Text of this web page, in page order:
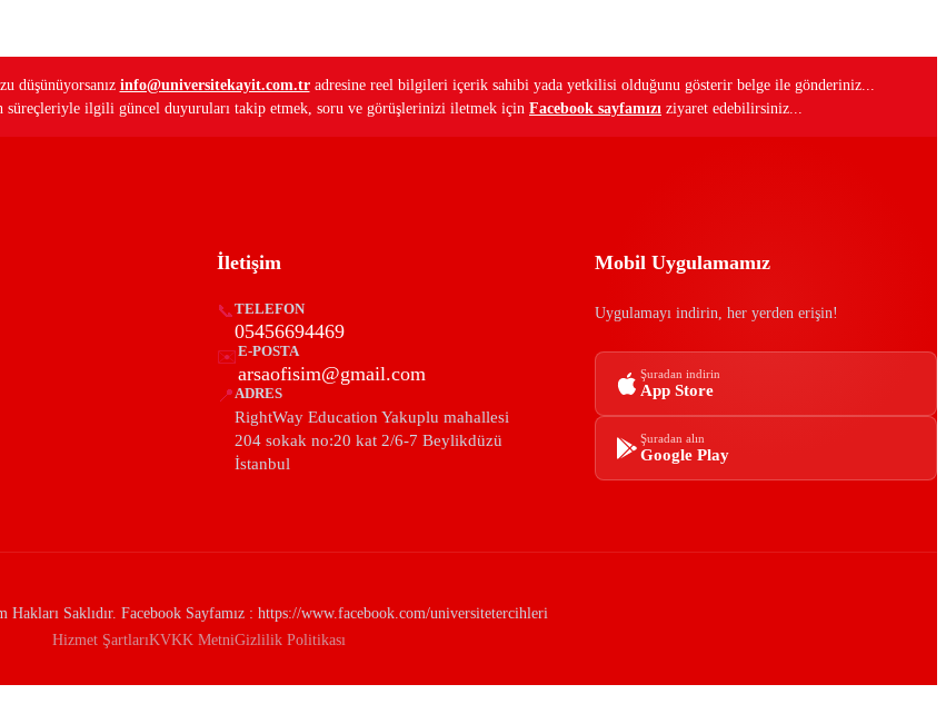
düşünüyorsanız info@universitekayit.com.tradresine reel bilgileri içerik sahibi yada yetkilisi olduğunu gösterir belge ile gönderiniz...
ilgili güncel duyuruları takip etmek, soru ve görüşlerinizi iletmek için Facebook sayfamızı ziyaret edebilirsiniz...
İletişim
📞TELEFON
05456694469
✉️ E-POSTA
arsaofisim@gmail.com
📍ADRES
RightWay Education Yakuplu mahallesi
204 sokak no:20 kat 2/6-7 Beylikdüzü
İstanbul
Mobil Uygulamamız
Uygulamayı indirin, her yerden erişin!
Şuradan indirin
App Store
Şuradan alın
Google Play
Saklıdır. Facebook Sayfamız : https://www.facebook.com/universitetercihleri
Hizmet ŞartlarıKVKK MetniGizlilik Politikası